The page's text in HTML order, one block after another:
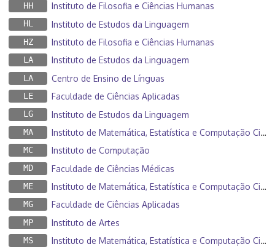
HH Instituto de Filosofia e Ciências Humanas
HL Instituto de Estudos da Linguagem
HZ Instituto de Filosofia e Ciências Humanas
LA Instituto de Estudos da Linguagem
LA Centro de Ensino de Línguas
LE Faculdade de Ciências Aplicadas
LG Instituto de Estudos da Linguagem
MA Instituto de Matemática, Estatística e Computação Científica
MC Instituto de Computação
MD Faculdade de Ciências Médicas
ME Instituto de Matemática, Estatística e Computação Científica
MG Faculdade de Ciências Aplicadas
MP Instituto de Artes
MS Instituto de Matemática, Estatística e Computação Científica